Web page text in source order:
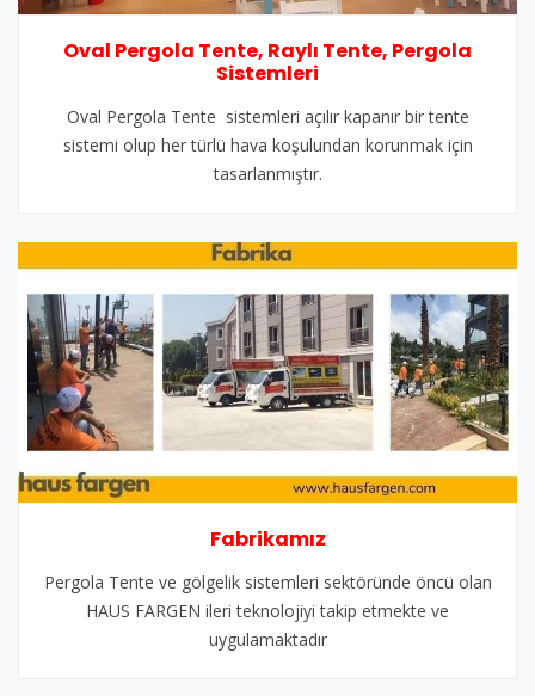
Oval Pergola Tente, Raylı Tente, Pergola
Sistemleri
Oval Pergola Tente sistemleri açılır kapanır bir tente
sistemi olup her türlü hava koşulundan korunmak için
tasarlanmıştır.
Fabrikamız
Pergola Tente ve gölgelik sistemleri sektöründe öncü olan
HAUS FARGEN ileri teknolojiyi takip etmekte ve
uygulamaktadır